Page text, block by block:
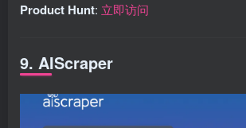
Product Hunt: 立即访问
9. AIScraper